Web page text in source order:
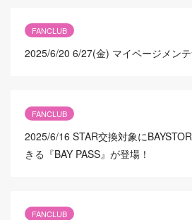
FANCLUB
2025/6/20 6/27(金) マイページメン
FANCLUB
2025/6/16 STAR交換対象に
きる『BAY PASS』が登場！
FANCLUB